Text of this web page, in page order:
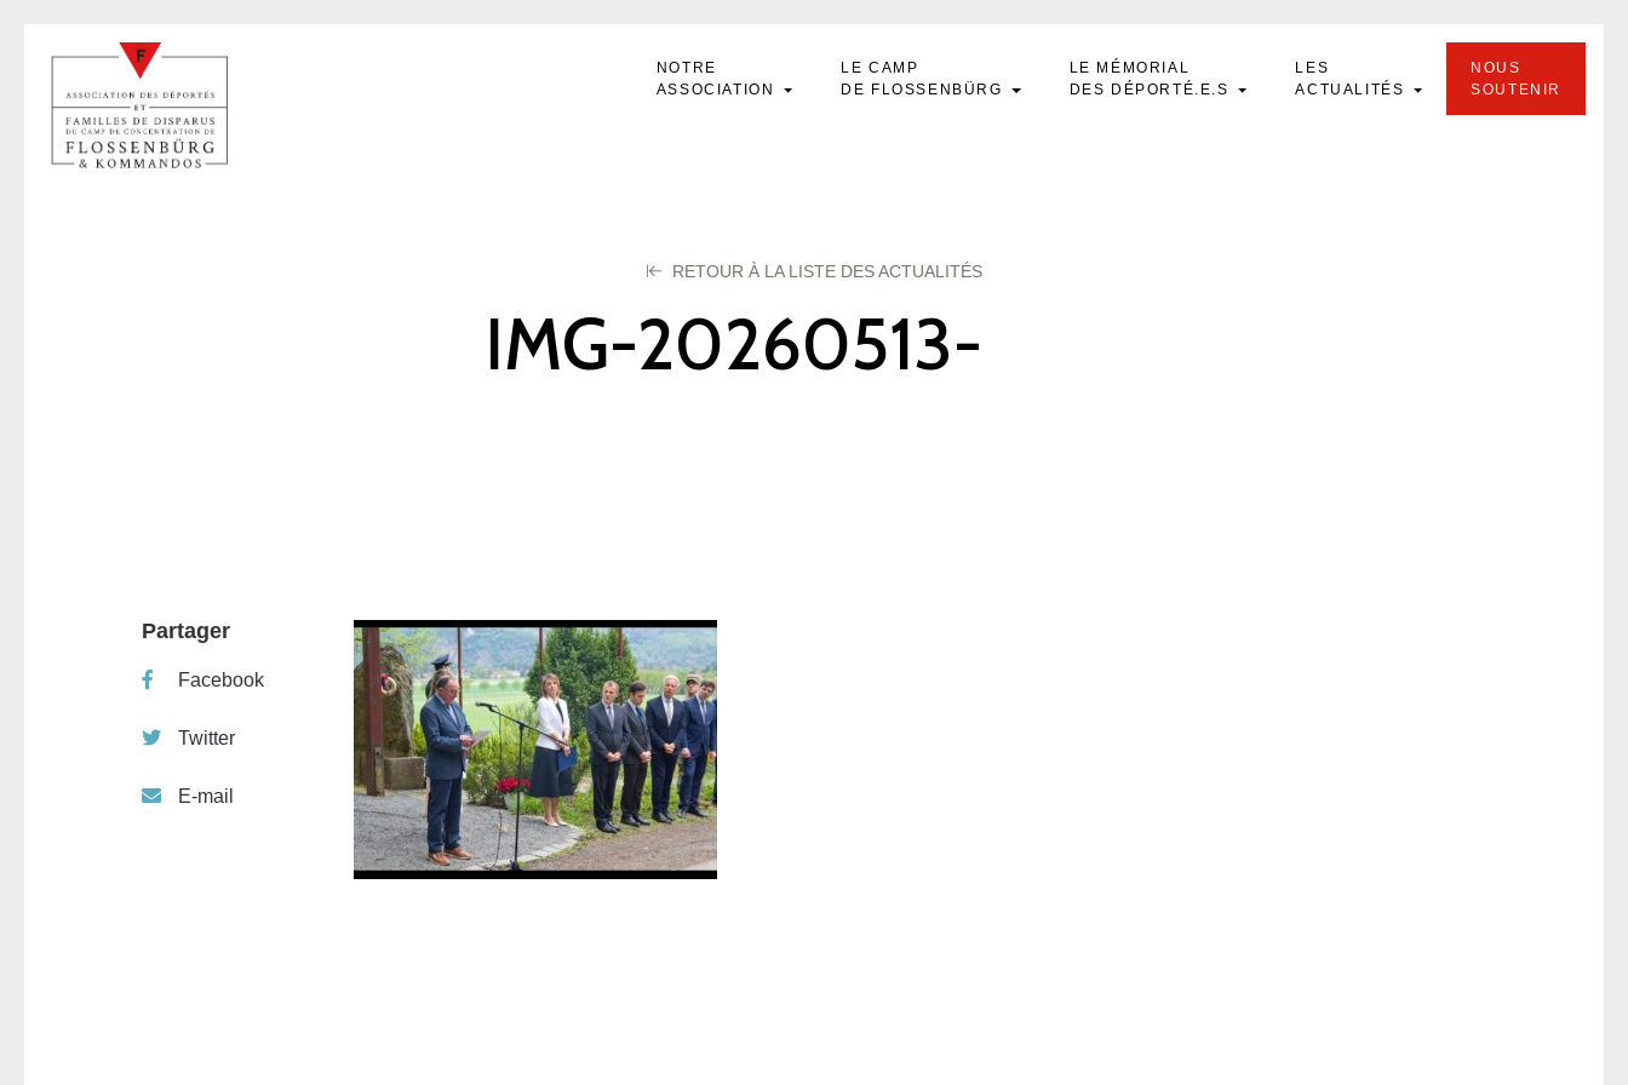
NOTRE
ASSOCIATION
LE CAMP
DE FLOSSENBÜRG
LE MÉMORIAL
DES DÉPORTÉ.E.S
LES
ACTUALITÉS
NOUS
SOUTENIR
RETOUR À LA LISTE DES ACTUALITÉS
IMG-20260513-
Partager
Facebook
Twitter
E-mail